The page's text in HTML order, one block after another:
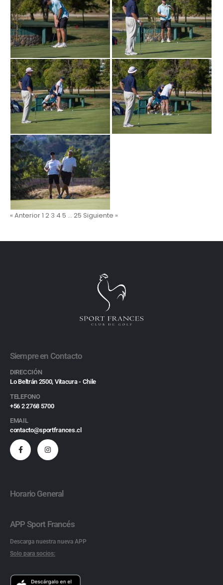
« Anterior1 2 3 4 5 … 25 Siguiente »
Siempre en Contacto
DIRECCIÓN
Lo Beltrán 2500, Vitacura - Chile
TELEFONO
+56 2 2768 5700
EMAIL
contacto@sportfrances.cl
Horario General
APP Sport Francés
Descarga nuestra nueva APP
Solo para socios: